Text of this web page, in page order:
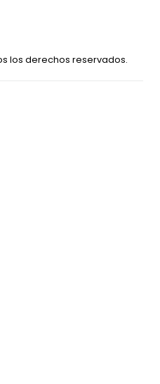
los derechos reservados.